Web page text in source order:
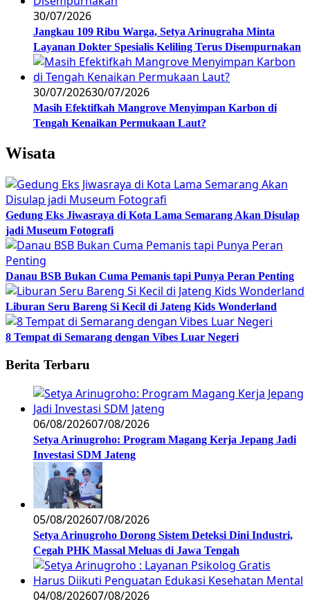
30/07/2026
Jangkau 109 Ribu Warga, Setya Arinugraha Minta
Layanan Dokter Spesialis Keliling Terus Disempurnakan
30/07/202630/07/2026
Masih Efektifkah Mangrove Menyimpan Karbon di
Tengah Kenaikan Permukaan Laut?
Wisata
Gedung Eks Jiwasraya di Kota Lama Semarang Akan Disulap
jadi Museum Fotografi
Danau BSB Bukan Cuma Pemanis tapi Punya Peran Penting
Liburan Seru Bareng Si Kecil di Jateng Kids Wonderland
8 Tempat di Semarang dengan Vibes Luar Negeri
Berita Terbaru
06/08/202607/08/2026
Setya Arinugroho: Program Magang Kerja Jepang Jadi
Investasi SDM Jateng
05/08/202607/08/2026
Setya Arinugroho Dorong Sistem Deteksi Dini Industri,
Cegah PHK Massal Meluas di Jawa Tengah
04/08/202607/08/2026